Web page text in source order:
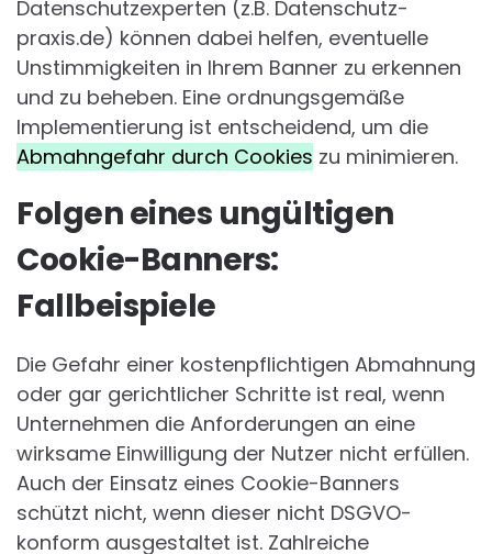
Datenschutzexperten (z.B. Datenschutz-
praxis.de) können dabei helfen, eventuelle
Unstimmigkeiten in Ihrem Banner zu erkennen
und zu beheben. Eine ordnungsgemäße
Implementierung ist entscheidend, um die
Abmahngefahr durch Cookies zu minimieren.
Folgen eines ungültigen
Cookie-Banners:
Fallbeispiele
Die Gefahr einer kostenpflichtigen Abmahnung
oder gar gerichtlicher Schritte ist real, wenn
Unternehmen die Anforderungen an eine
wirksame Einwilligung der Nutzer nicht erfüllen.
Auch der Einsatz eines Cookie-Banners
schützt nicht, wenn dieser nicht DSGVO-
konform ausgestaltet ist. Zahlreiche